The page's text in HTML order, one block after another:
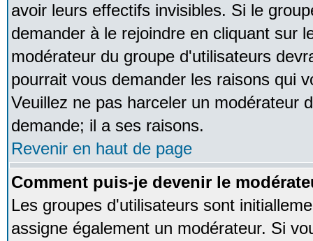
avoir leurs effectifs invisibles. Si le
demander à le rejoindre en cliquant sur
modérateur du groupe d'utilisateurs
pourrait vous demander les raisons qui
Veuillez ne pas harceler un modérateur
demande; il a ses raisons.
Revenir en haut de page
Comment puis-je devenir le
Les groupes d'utilisateurs sont
assigne également un modérateur. Si